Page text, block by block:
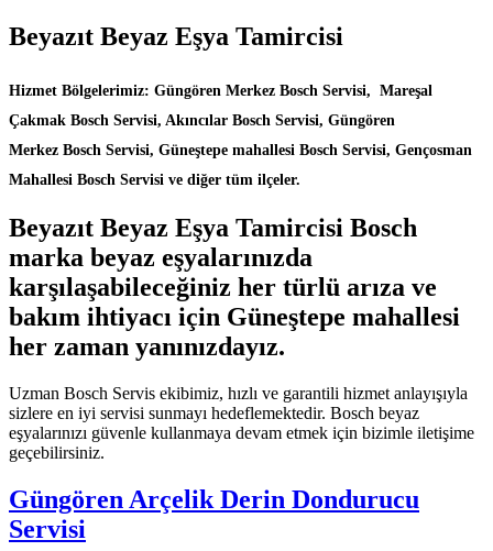
Beyazıt Beyaz Eşya Tamircisi
Hizmet Bölgelerimiz: Güngören Merkez Bosch Servisi, Mareşal
Çakmak Bosch Servisi, Akıncılar Bosch Servisi, Güngören
Merkez Bosch Servisi, Güneştepe mahallesi Bosch Servisi, Gençosman
Mahallesi Bosch Servisi ve diğer tüm ilçeler.
Beyazıt Beyaz Eşya Tamircisi Bosch
marka beyaz eşyalarınızda
karşılaşabileceğiniz her türlü arıza ve
bakım ihtiyacı için Güneştepe mahallesi
her zaman yanınızdayız.
Uzman Bosch Servis ekibimiz, hızlı ve garantili hizmet anlayışıyla
sizlere en iyi servisi sunmayı hedeflemektedir. Bosch beyaz
eşyalarınızı güvenle kullanmaya devam etmek için bizimle iletişime
geçebilirsiniz.
Güngören Arçelik Derin Dondurucu
Servisi